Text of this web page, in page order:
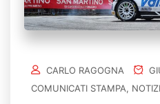
CARLO RAGOGNA
COMUNICATI STAMPA,